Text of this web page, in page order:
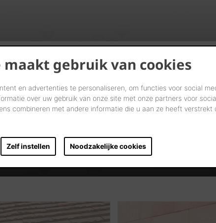
maakt gebruik van cookies
en advertenties te personaliseren, om functies voor social
over uw gebruik van onze site met onze partners voor
combineren met andere informatie die u aan ze heeft
Zelf instellen Noodzakelijke cookies
Trouvez des distributeurs près
de chez vous
DÉMARREZ VOTRE RECHERCHE